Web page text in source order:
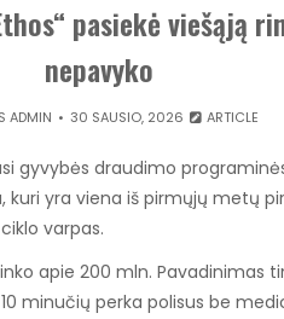
pasiekė viešąją
nepavyko
ADMIN 30 SAUSIO, 2026 ARTICLE
gyvybės draudimo
kuri yra viena iš pirmųjų metų
varpas.
apie 200 mln. Pavadinimas
minučių perka polisus be